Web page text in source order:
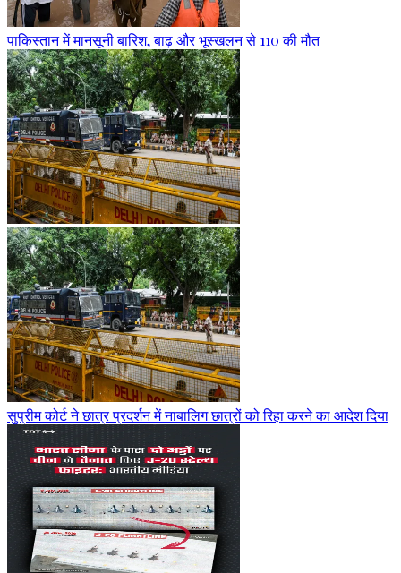
पाकिस्तान में मानसूनी बारिश, बाढ़ और भूस्खलन से 110 की मौत
सुप्रीम कोर्ट ने छात्र प्रदर्शन में नाबालिग छात्रों को रिहा करने का आदेश दिया